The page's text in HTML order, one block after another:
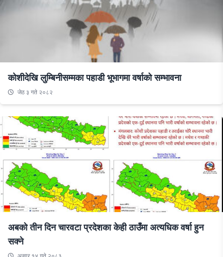
कोशीदेखि लुम्बिनीसम्मका पहाडी भूभागमा वर्षाको सम्भावना
जेठ ३ गते २०८२
अबको तीन दिन चारवटा प्रदेशका केही ठाउँमा अत्यधिक वर्षा हुन
सक्ने